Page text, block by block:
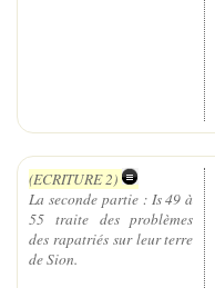
(ECRITURE 2)
La seconde partie : Is 49 à
55 traite des problèmes
des rapatriés sur leur terre
de Sion.